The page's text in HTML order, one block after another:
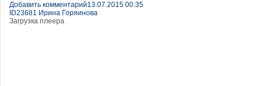
Добавить комментарий13.07.2015 00:35
ID23681 Ирина Горяинова
Загрузка плеера